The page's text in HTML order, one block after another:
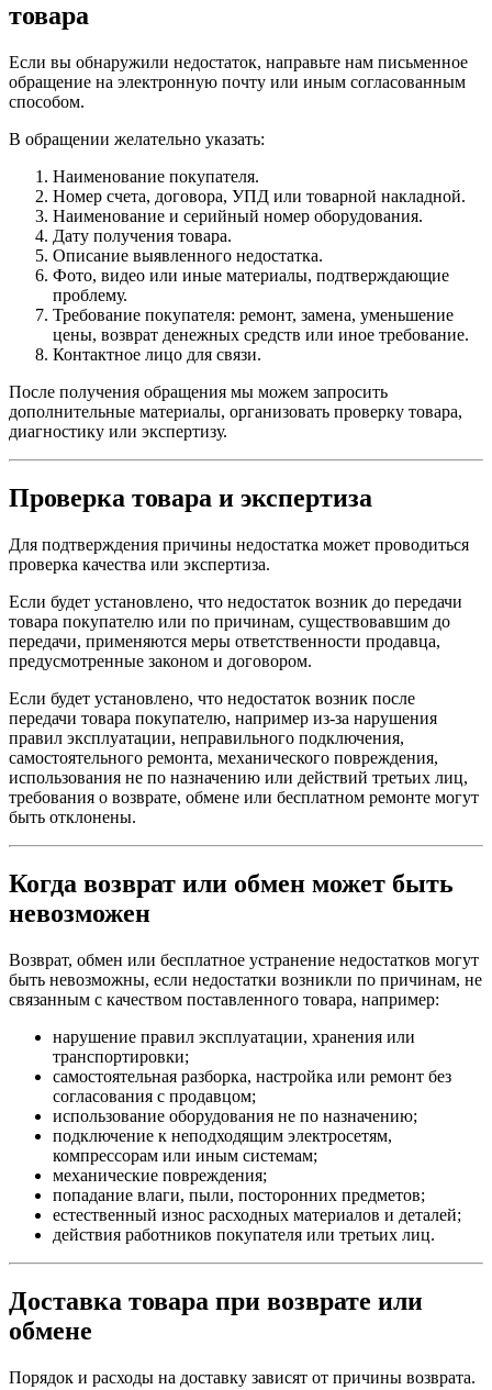
товара
Если вы обнаружили недостаток, направьте нам письменное
обращение на электронную почту или иным согласованным
способом.
В обращении желательно указать:
Наименование покупателя.
Номер счета, договора, УПД или товарной накладной.
Наименование и серийный номер оборудования.
Дату получения товара.
Описание выявленного недостатка.
Фото, видео или иные материалы, подтверждающие
проблему.
Требование покупателя: ремонт, замена, уменьшение
цены, возврат денежных средств или иное требование.
Контактное лицо для связи.
После получения обращения мы можем запросить
дополнительные материалы, организовать проверку товара,
диагностику или экспертизу.
Проверка товара и экспертиза
Для подтверждения причины недостатка может проводиться
проверка качества или экспертиза.
Если будет установлено, что недостаток возник до передачи
товара покупателю или по причинам, существовавшим до
передачи, применяются меры ответственности продавца,
предусмотренные законом и договором.
Если будет установлено, что недостаток возник после
передачи товара покупателю, например из-за нарушения
правил эксплуатации, неправильного подключения,
самостоятельного ремонта, механического повреждения,
использования не по назначению или действий третьих лиц,
требования о возврате, обмене или бесплатном ремонте могут
быть отклонены.
Когда возврат или обмен может быть
невозможен
Возврат, обмен или бесплатное устранение недостатков могут
быть невозможны, если недостатки возникли по причинам, не
связанным с качеством поставленного товара, например:
нарушение правил эксплуатации, хранения или
транспортировки;
самостоятельная разборка, настройка или ремонт без
согласования с продавцом;
использование оборудования не по назначению;
подключение к неподходящим электросетям,
компрессорам или иным системам;
механические повреждения;
попадание влаги, пыли, посторонних предметов;
естественный износ расходных материалов и деталей;
действия работников покупателя или третьих лиц.
Доставка товара при возврате или
обмене
Порядок и расходы на доставку зависят от причины возврата.